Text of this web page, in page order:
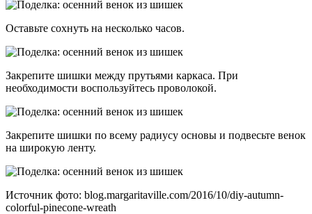
Оставьте сохнуть на несколько часов.
Закрепите шишки между прутьями каркаса. При
необходимости воспользуйтесь проволокой.
Закрепите шишки по всему радиусу основы и подвесьте венок
на широкую ленту.
Источник фото: blog.margaritaville.com/2016/10/diy-autumn-
colorful-pinecone-wreath